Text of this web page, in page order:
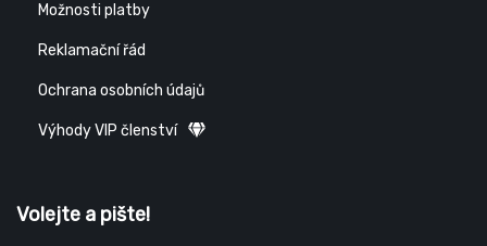
Možnosti platby
Reklamační řád
Ochrana osobních údajů
Výhody VIP členství
Volejte a pište!